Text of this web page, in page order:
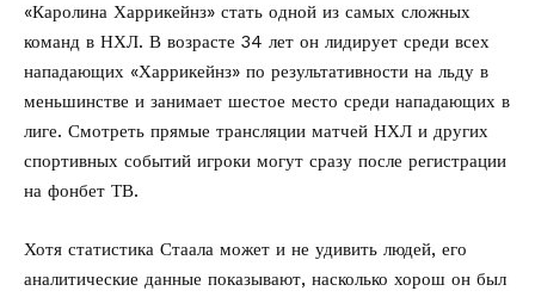
«Каролина Харрикейнз» стать одной из самых сложных
команд в НХЛ. В возрасте 34 лет он лидирует среди всех
нападающих «Харрикейнз» по результативности на льду в
меньшинстве и занимает шестое место среди нападающих в
лиге. Смотреть прямые трансляции матчей НХЛ и других
спортивных событий игроки могут сразу после регистрации
на фонбет ТВ.
Хотя статистика Стаала может и не удивить людей, его
аналитические данные показывают, насколько хорош он был